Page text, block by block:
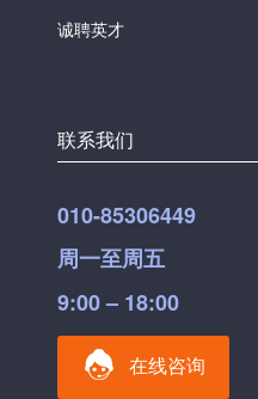
诚聘英才
联系我们
010-85306449
周一至周五
9:00 – 18:00
在线咨询